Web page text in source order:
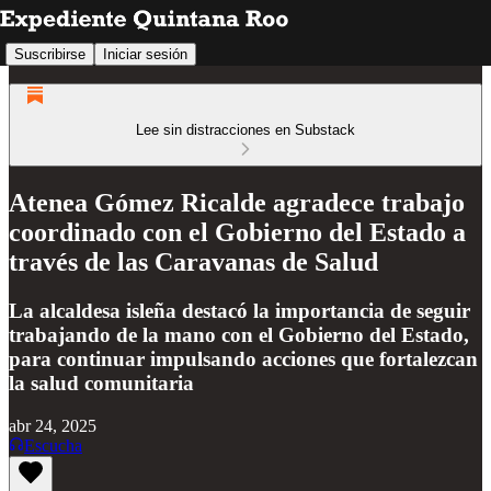
Suscribirse Iniciar sesión
Lee sin distracciones en Substack
Atenea Gómez Ricalde agradece trabajo
coordinado con el Gobierno del Estado a
través de las Caravanas de Salud
La alcaldesa isleña destacó la importancia de seguir
trabajando de la mano con el Gobierno del Estado,
para continuar impulsando acciones que fortalezcan
la salud comunitaria
abr 24, 2025
Escucha